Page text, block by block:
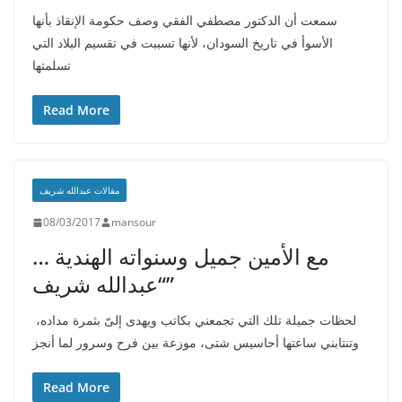
سمعت أن الدكتور مصطفي الفقي وصف حكومة الإنقاذ بأنها
الأسوأ في تاريخ السودان، لأنها تسببت في تقسيم البلاد التي
تسلمتها
Read More
مقالات عبدالله شريف
08/03/2017 mansour
مع الأمين جميل وسنواته الهندية …
“عبدالله شريف”
وتنتابني ساعتها أحاسيس شتى، موزعة بين فرح وسرور لما أنجز
Read More